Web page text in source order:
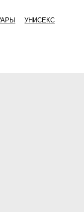
УНИСЕКС